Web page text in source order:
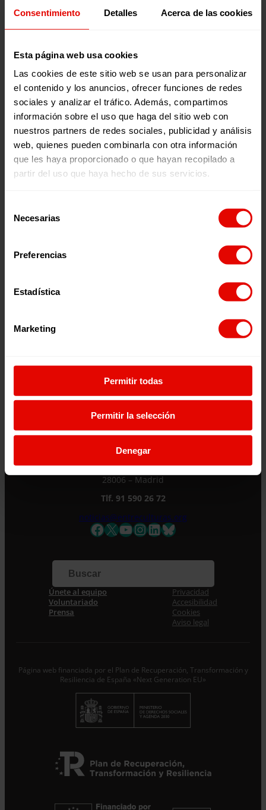
Consentimiento Detalles Acerca de las cookies
Esta página web usa cookies
Las cookies de este sitio web se usan para personalizar
el contenido y los anuncios, ofrecer funciones de redes
sociales y analizar el tráfico. Además, compartimos
información sobre el uso que haga del sitio web con
nuestros partners de redes sociales, publicidad y análisis
web, quienes pueden combinarla con otra información
que les haya proporcionado o que hayan recopilado a
partir del uso que haya hecho de sus servicios.
Necesarias
Preferencias
Estadística
Marketing
Permitir todas
Permitir la selección
Denegar
Memorias
INFORME ANUAL
2026
Revista trimestral
REVISTA TRIMESTRAL
Suscríbete a la newsletter
Suscríbete a la newsletter
Si quieres recibir nuestra newsletter mensual
y los correos puntuales en los que te
ofrecemos información, no dejes de completar
este formulario. Al instante, te daremos de
al tanto de todas las novedades.
Nombre *
Correo electrónico *
Acepto la Política de Privacidad*
Desde ENTRECULTURAS FE Y ALEGRÍA ESPAÑA
C/ Maldonado, 1. Planta 3.
28006 – Madrid
Tlf. 91 590 26 72
noticias@entreculturas.org
Facebook
X YouTube
Instagram
LinkedIn
Bluesky
Únete al equipo
Voluntariado
Prensa
Privacidad
Accesibilidad
Cookies
Aviso legal
Página web financiada por el Plan de Recuperación, Transformación y
Resiliencia de España «Next Generation EU»